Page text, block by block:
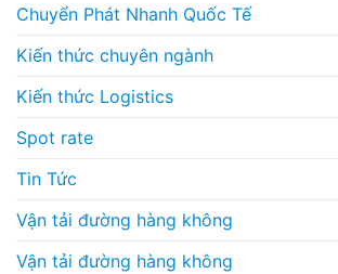
Chuyển Phát Nhanh Quốc Tế
Kiến thức chuyên ngành
Kiến thức Logistics
Spot rate
Tin Tức
Vận tải đường hàng không
Vận tải đường hàng không